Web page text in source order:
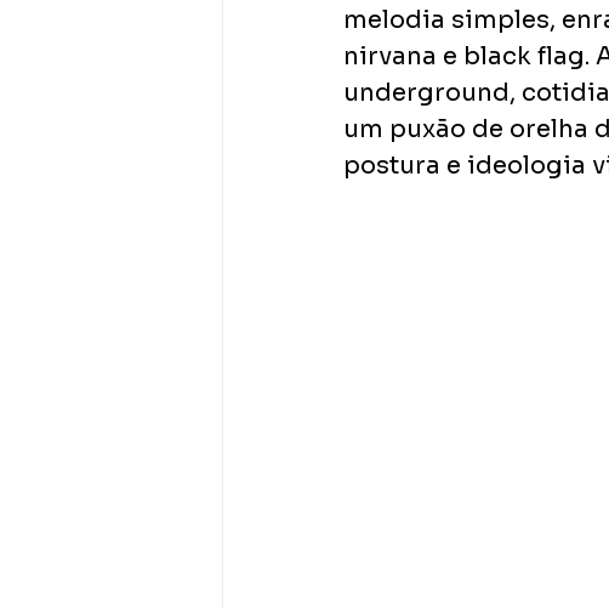
melodia simples,
nirvana e black flag.
underground,
um puxão de orelha
postura e ideologia